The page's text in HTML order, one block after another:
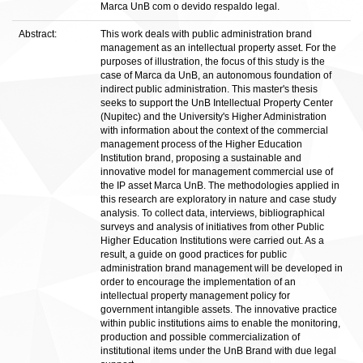
Marca UnB com o devido respaldo legal.
Abstract:
This work deals with public administration brand
management as an intellectual property asset. For the
purposes of illustration, the focus of this study is the
case of Marca da UnB, an autonomous foundation of
indirect public administration. This master's thesis
seeks to support the UnB Intellectual Property Center
(Nupitec) and the University's Higher Administration
with information about the context of the commercial
management process of the Higher Education
Institution brand, proposing a sustainable and
innovative model for management commercial use of
the IP asset Marca UnB. The methodologies applied in
this research are exploratory in nature and case study
analysis. To collect data, interviews, bibliographical
surveys and analysis of initiatives from other Public
Higher Education Institutions were carried out. As a
result, a guide on good practices for public
administration brand management will be developed in
order to encourage the implementation of an
intellectual property management policy for
government intangible assets. The innovative practice
within public institutions aims to enable the monitoring,
production and possible commercialization of
institutional items under the UnB Brand with due legal